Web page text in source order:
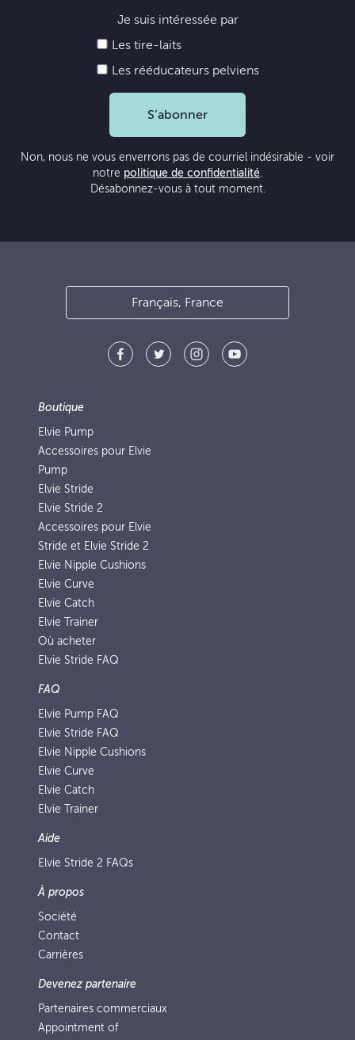
Je suis intéressée par
Les tire-laits
Les rééducateurs pelviens
S’abonner
Non, nous ne vous enverrons pas de courriel indésirable - voir
notre politique de confidentialité.
Désabonnez-vous à tout moment.
Français, France
Boutique
Elvie Pump
Accessoires pour Elvie
Pump
Elvie Stride
Elvie Stride 2
Accessoires pour Elvie
Stride et Elvie Stride 2
Elvie Nipple Cushions
Elvie Curve
Elvie Catch
Elvie Trainer
Où acheter
Elvie Stride FAQ
FAQ
Elvie Pump FAQ
Elvie Stride FAQ
Elvie Nipple Cushions
Elvie Curve
Elvie Catch
Elvie Trainer
Aide
Elvie Stride 2 FAQs
À propos
Société
Contact
Carrières
Devenez partenaire
Partenaires commerciaux
Appointment of